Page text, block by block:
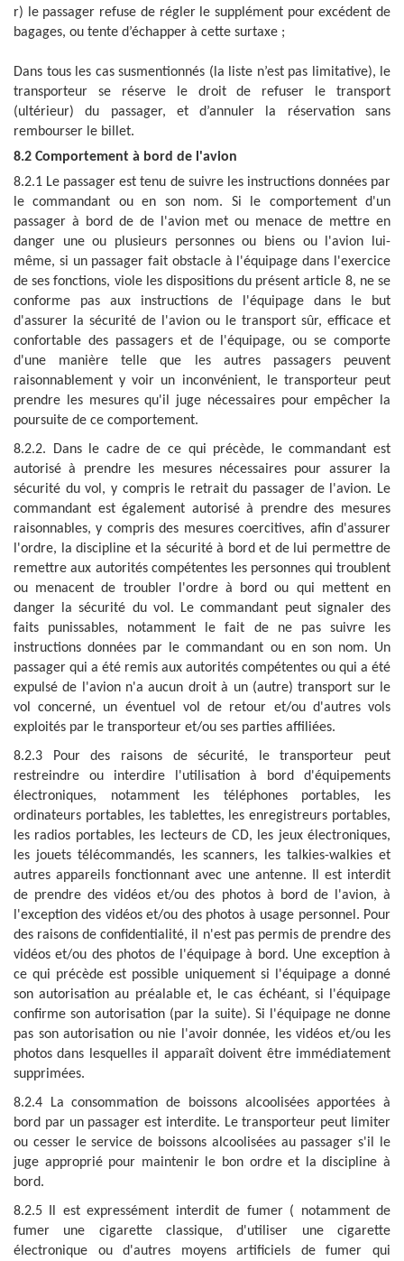
r) le passager refuse de régler le supplément pour excédent de
bagages, ou tente d’échapper à cette surtaxe ;
Dans tous les cas susmentionnés (la liste n’est pas limitative), le
transporteur se réserve le droit de refuser le transport
(ultérieur) du passager, et d’annuler la réservation sans
rembourser le billet.
8.2 Comportement à bord de l'avion
8.2.1 Le passager est tenu de suivre les instructions données par
le commandant ou en son nom. Si le comportement d'un
passager à bord de de l'avion met ou menace de mettre en
danger une ou plusieurs personnes ou biens ou l'avion lui-
même, si un passager fait obstacle à l'équipage dans l'exercice
de ses fonctions, viole les dispositions du présent article 8, ne se
conforme pas aux instructions de l'équipage dans le but
d'assurer la sécurité de l'avion ou le transport sûr, efficace et
confortable des passagers et de l'équipage, ou se comporte
d'une manière telle que les autres passagers peuvent
raisonnablement y voir un inconvénient, le transporteur peut
prendre les mesures qu'il juge nécessaires pour empêcher la
poursuite de ce comportement.
8.2.2. Dans le cadre de ce qui précède, le commandant est
autorisé à prendre les mesures nécessaires pour assurer la
sécurité du vol, y compris le retrait du passager de l'avion. Le
commandant est également autorisé à prendre des mesures
raisonnables, y compris des mesures coercitives, afin d'assurer
l'ordre, la discipline et la sécurité à bord et de lui permettre de
remettre aux autorités compétentes les personnes qui troublent
ou menacent de troubler l'ordre à bord ou qui mettent en
danger la sécurité du vol. Le commandant peut signaler des
faits punissables, notamment le fait de ne pas suivre les
instructions données par le commandant ou en son nom. Un
passager qui a été remis aux autorités compétentes ou qui a été
expulsé de l'avion n'a aucun droit à un (autre) transport sur le
vol concerné, un éventuel vol de retour et/ou d'autres vols
exploités par le transporteur et/ou ses parties affiliées.
8.2.3 Pour des raisons de sécurité, le transporteur peut
restreindre ou interdire l'utilisation à bord d'équipements
électroniques, notamment les téléphones portables, les
ordinateurs portables, les tablettes, les enregistreurs portables,
les radios portables, les lecteurs de CD, les jeux électroniques,
les jouets télécommandés, les scanners, les talkies-walkies et
autres appareils fonctionnant avec une antenne. Il est interdit
de prendre des vidéos et/ou des photos à bord de l'avion, à
l'exception des vidéos et/ou des photos à usage personnel. Pour
des raisons de confidentialité, il n'est pas permis de prendre des
vidéos et/ou des photos de l'équipage à bord. Une exception à
ce qui précède est possible uniquement si l'équipage a donné
son autorisation au préalable et, le cas échéant, si l'équipage
confirme son autorisation (par la suite). Si l'équipage ne donne
pas son autorisation ou nie l'avoir donnée, les vidéos et/ou les
photos dans lesquelles il apparaît doivent être immédiatement
supprimées.
8.2.4 La consommation de boissons alcoolisées apportées à
bord par un passager est interdite. Le transporteur peut limiter
ou cesser le service de boissons alcoolisées au passager s'il le
juge approprié pour maintenir le bon ordre et la discipline à
bord.
8.2.5 Il est expressément interdit de fumer ( notamment de
fumer une cigarette classique, d'utiliser une cigarette
électronique ou d'autres moyens artificiels de fumer qui